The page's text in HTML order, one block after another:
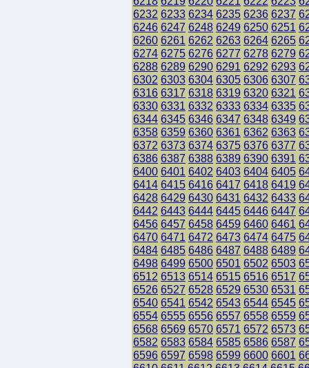
6232 6233 6234 6235 6236 6237
6246 6247 6248 6249 6250 6251
6260 6261 6262 6263 6264 6265
6274 6275 6276 6277 6278 6279
6288 6289 6290 6291 6292 6293
6302 6303 6304 6305 6306 6307
6316 6317 6318 6319 6320 6321
6330 6331 6332 6333 6334 6335
6344 6345 6346 6347 6348 6349
6358 6359 6360 6361 6362 6363
6372 6373 6374 6375 6376 6377
6386 6387 6388 6389 6390 6391
6400 6401 6402 6403 6404 6405
6414 6415 6416 6417 6418 6419
6428 6429 6430 6431 6432 6433
6442 6443 6444 6445 6446 6447
6456 6457 6458 6459 6460 6461
6470 6471 6472 6473 6474 6475
6484 6485 6486 6487 6488 6489
6498 6499 6500 6501 6502 6503
6512 6513 6514 6515 6516 6517
6526 6527 6528 6529 6530 6531
6540 6541 6542 6543 6544 6545
6554 6555 6556 6557 6558 6559
6568 6569 6570 6571 6572 6573
6582 6583 6584 6585 6586 6587
6596 6597 6598 6599 6600 6601